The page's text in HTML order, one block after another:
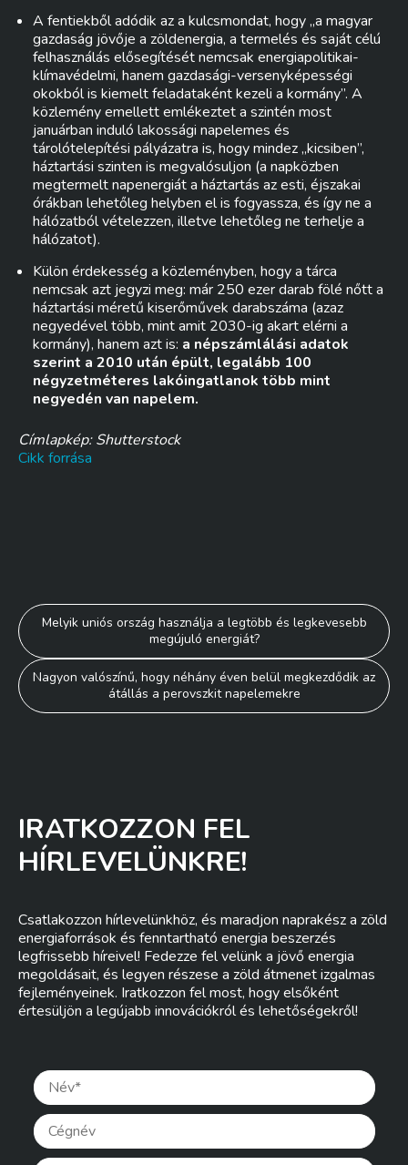
A fentiekből adódik az a kulcsmondat, hogy „a magyar
gazdaság jövője a zöldenergia, a termelés és saját célú
felhasználás elősegítését nemcsak energiapolitikai-
klímavédelmi, hanem gazdasági-versenyképességi
okokból is kiemelt feladataként kezeli a kormány”. A
közlemény emellett emlékeztet a szintén most
januárban induló lakossági napelemes és
tárolótelepítési pályázatra is, hogy mindez „kicsiben”,
háztartási szinten is megvalósuljon (a napközben
megtermelt napenergiát a háztartás az esti, éjszakai
órákban lehetőleg helyben el is fogyassza, és így ne a
hálózatból vételezzen, illetve lehetőleg ne terhelje a
hálózatot).
Külön érdekesség a közleményben, hogy a tárca
nemcsak azt jegyzi meg: már 250 ezer darab fölé nőtt a
háztartási méretű kiserőművek darabszáma (azaz
negyedével több, mint amit 2030-ig akart elérni a
kormány), hanem azt is: a népszámlálási adatok
szerint a 2010 után épült, legalább 100
négyzetméteres lakóingatlanok több mint
negyedén van napelem.
Címlapkép: Shutterstock
Cikk forrása
Bejegyzés
navigáció
Melyik uniós ország használja a legtöbb és legkevesebb
megújuló energiát?
Nagyon valószínű, hogy néhány éven belül megkezdődik az
átállás a perovszkit napelemekre
IRATKOZZON FEL
HÍRLEVELÜNKRE!
Csatlakozzon hírlevelünkhöz, és maradjon naprakész a zöld
energiaforrások és fenntartható energia beszerzés
legfrissebb híreivel! Fedezze fel velünk a jövő energia
megoldásait, és legyen részese a zöld átmenet izgalmas
fejleményeinek. Iratkozzon fel most, hogy elsőként
értesüljön a legújabb innovációkról és lehetőségekről!